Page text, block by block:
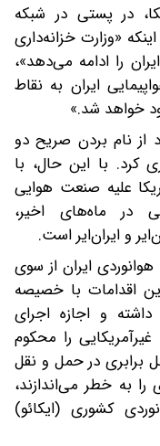
در پستی در شبکه
«وزارت خزانه‌داری
را ادامه می‌دهد»،
ایران به نقاط
خواهد شد.»
از نام بردن صریح دو
کرد. با این حال، با
علیه صنعت هوایی
در ماه‌های اخیر،
و ایران‌ایر است.
ایران از سوی
اقدامات با خصیصه
داشته و اجازه اجرای
را محکوم
برابری در حمل و نقل
به خطر می‌اندازند،
کشوری (ایکائو)